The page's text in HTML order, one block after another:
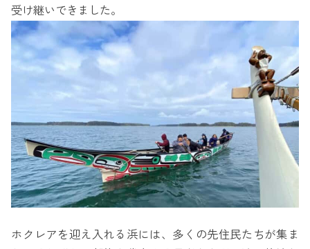
受け継いできました。
ホクレアを迎え入れる浜には、多くの先住民たちが集ま